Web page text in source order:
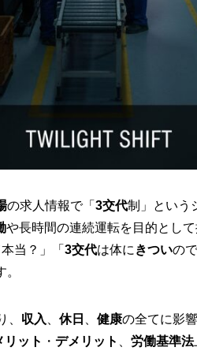
の求人情報で「 3交代制」という
や長時間の連続運転を目的として
当？」「 3交代は体に きついの
、 収入 休日 健康の全てに影
リット ・ デメリット 労働基準法